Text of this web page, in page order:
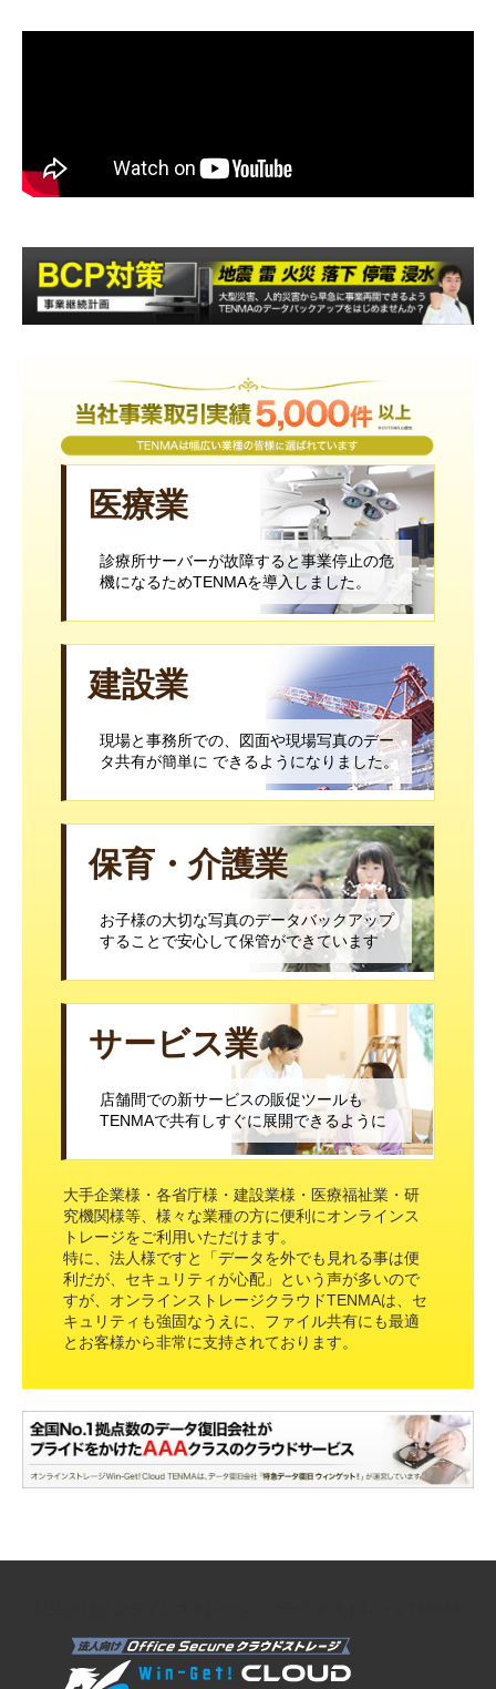
医療業
診療所サーバーが故障すると事業停止の危
機になるためTENMAを導入しました。
建設業
現場と事務所での、図面や現場写真のデー
タ共有が簡単に できるようになりました。
保育・介護業
お子様の大切な写真のデータバックアップ
することで安心して保管ができています
サービス業
店舗間での新サービスの販促ツールも
TENMAで共有しすぐに展開できるように
大手企業様・各省庁様・建設業様・医療福祉業・研
究機関様等、様々な業種の方に便利にオンラインス
トレージをご利用いただけます。
特に、法人様ですと「データを外でも見れる事は便
利だが、セキュリティが心配」という声が多いので
すが、オンラインストレージクラウドTENMAは、セ
キュリティも強固なうえに、ファイル共有にも最適
とお客様から非常に支持されております。